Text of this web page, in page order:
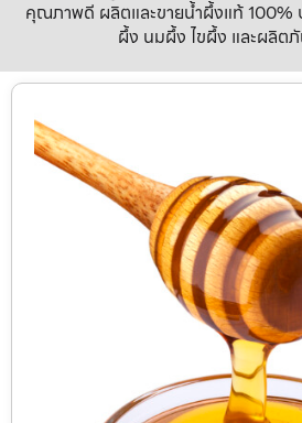
คุณภาพดี ผลิตและขายน้ำผึ้งแท้ 100%
ผึ้ง นมผึ้ง ไขผึ้ง และผลิต